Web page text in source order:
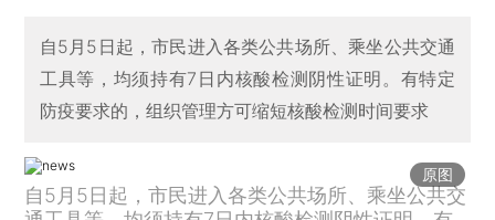
自5月5日起，市民进入各类公共场所、乘坐公共交通
工具等，均须持有7日内核酸检测阴性证明。有特定
防疫要求的，组织管理方可缩短核酸检测时间要求
原图
自5月5日起，市民进入各类公共场所、乘坐公共交